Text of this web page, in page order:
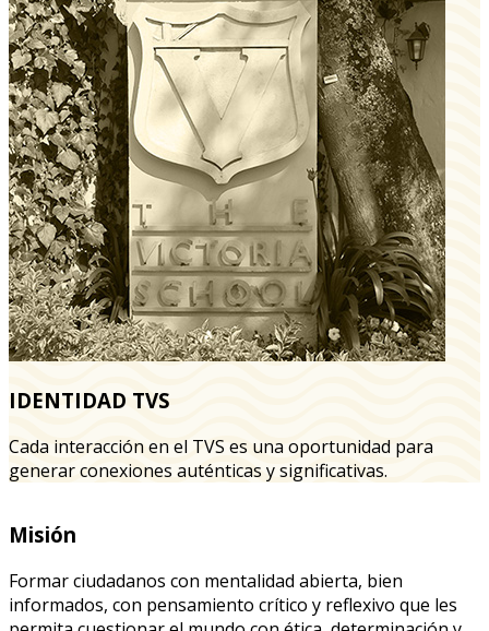
IDENTIDAD TVS
Cada interacción en el TVS es una oportunidad para
generar conexiones auténticas y significativas.
Misión
Formar ciudadanos con mentalidad abierta, bien
informados, con pensamiento crítico y reflexivo que les